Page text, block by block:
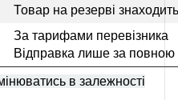
Товар на резерві
За тарифами перевізника
Відправка лише за
в залежності